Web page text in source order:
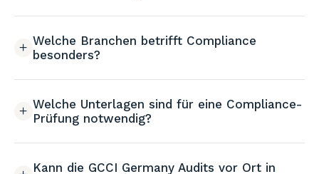
Welche Branchen betrifft Compliance
besonders?
Welche Unterlagen sind für eine Compliance-
Prüfung notwendig?
Kann die GCCI Germany Audits vor Ort in